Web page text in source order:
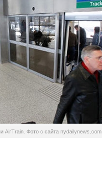
AirTrain. Фото с сайта nydailynews.com